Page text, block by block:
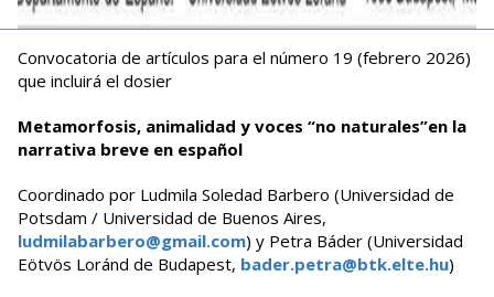
Convocatoria de artículos para el número 19 (febrero 2026)
que incluirá el dosier
Metamorfosis, animalidad y voces “no naturales”en la
narrativa breve en español
Coordinado por Ludmila Soledad Barbero (Universidad de
Potsdam / Universidad de Buenos Aires,
ludmilabarbero@gmail.com) y Petra Báder (Universidad
Eötvös Loránd de Budapest, bader.petra@btk.elte.hu)